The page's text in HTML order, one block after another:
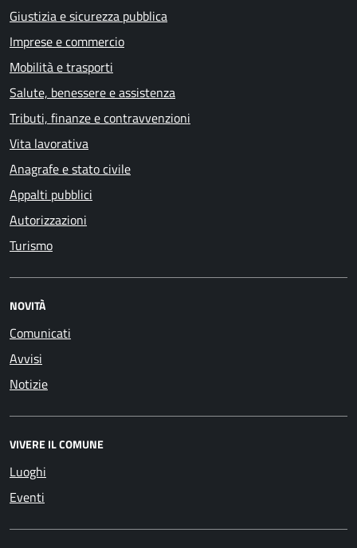
Giustizia e sicurezza pubblica
Imprese e commercio
Mobilità e trasporti
Salute, benessere e assistenza
Tributi, finanze e contravvenzioni
Vita lavorativa
Anagrafe e stato civile
Appalti pubblici
Autorizzazioni
Turismo
NOVITÀ
Comunicati
Avvisi
Notizie
VIVERE IL COMUNE
Luoghi
Eventi